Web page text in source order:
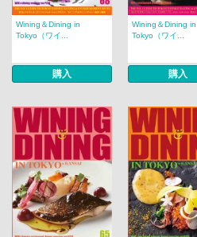
Wining＆Dining in
Tokyo（ワイ...
購入
Wining＆Dining in
Tokyo（ワイ...
購入